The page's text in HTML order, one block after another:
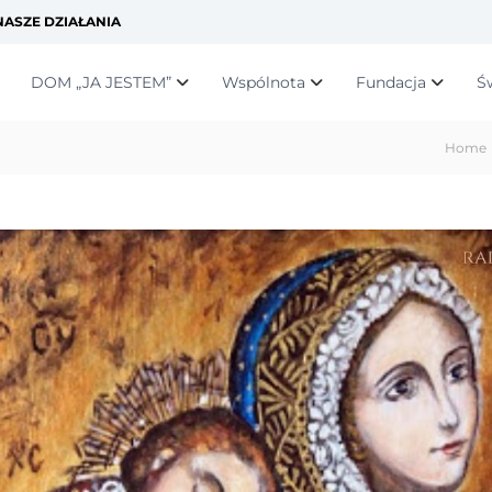
DZIAŁANIA
DOM „JA JESTEM” Wspólnota Fundacja
Home